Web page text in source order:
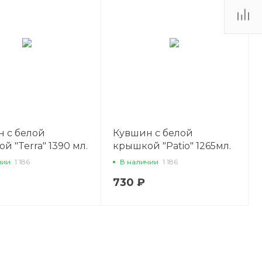
с белой
"Terra" 1390 мл.
1 186
Кувшин с белой
крышкой "Patio" 1265мл.
стекло Ocean
В наличии 1 186
730 ₽